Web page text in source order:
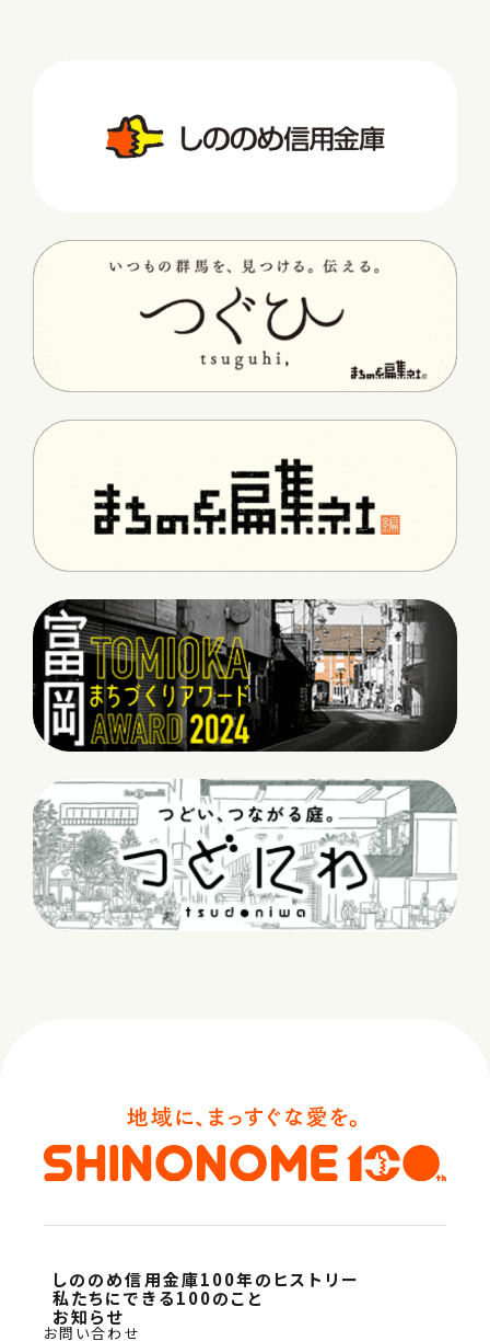
しののめ信用金庫100年のヒストリー
私たちにできる100のこと
お知らせ
お問い合わせ